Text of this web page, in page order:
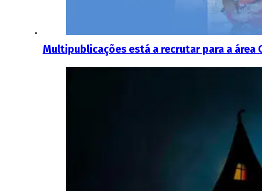
Multipublicações está a recrutar para a área